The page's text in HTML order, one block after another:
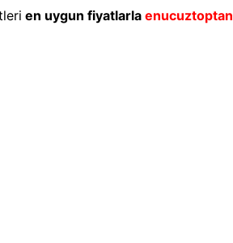
en uygun fiyatlarla enucuztoptan